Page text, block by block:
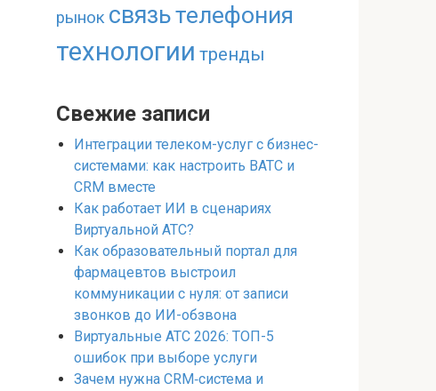
рынок связьтелефония
технологии тренды
Свежие записи
Интеграции телеком-услуг с бизнес-
системами: как настроить ВАТС и
CRM вместе
Как работает ИИ в сценариях
Виртуальной АТС?
Как образовательный портал для
фармацевтов выстроил
коммуникации с нуля: от записи
звонков до ИИ-обзвона
Виртуальные АТС 2026: ТОП-5
ошибок при выборе услуги
Зачем нужна CRM‑система и